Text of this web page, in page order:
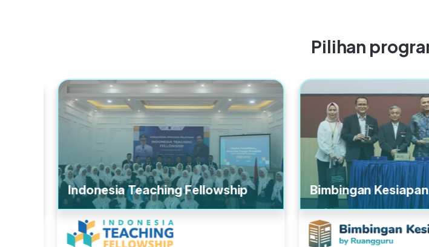
Pilihan
Indonesia Teaching Fellowship Bimbingan Kesiapan